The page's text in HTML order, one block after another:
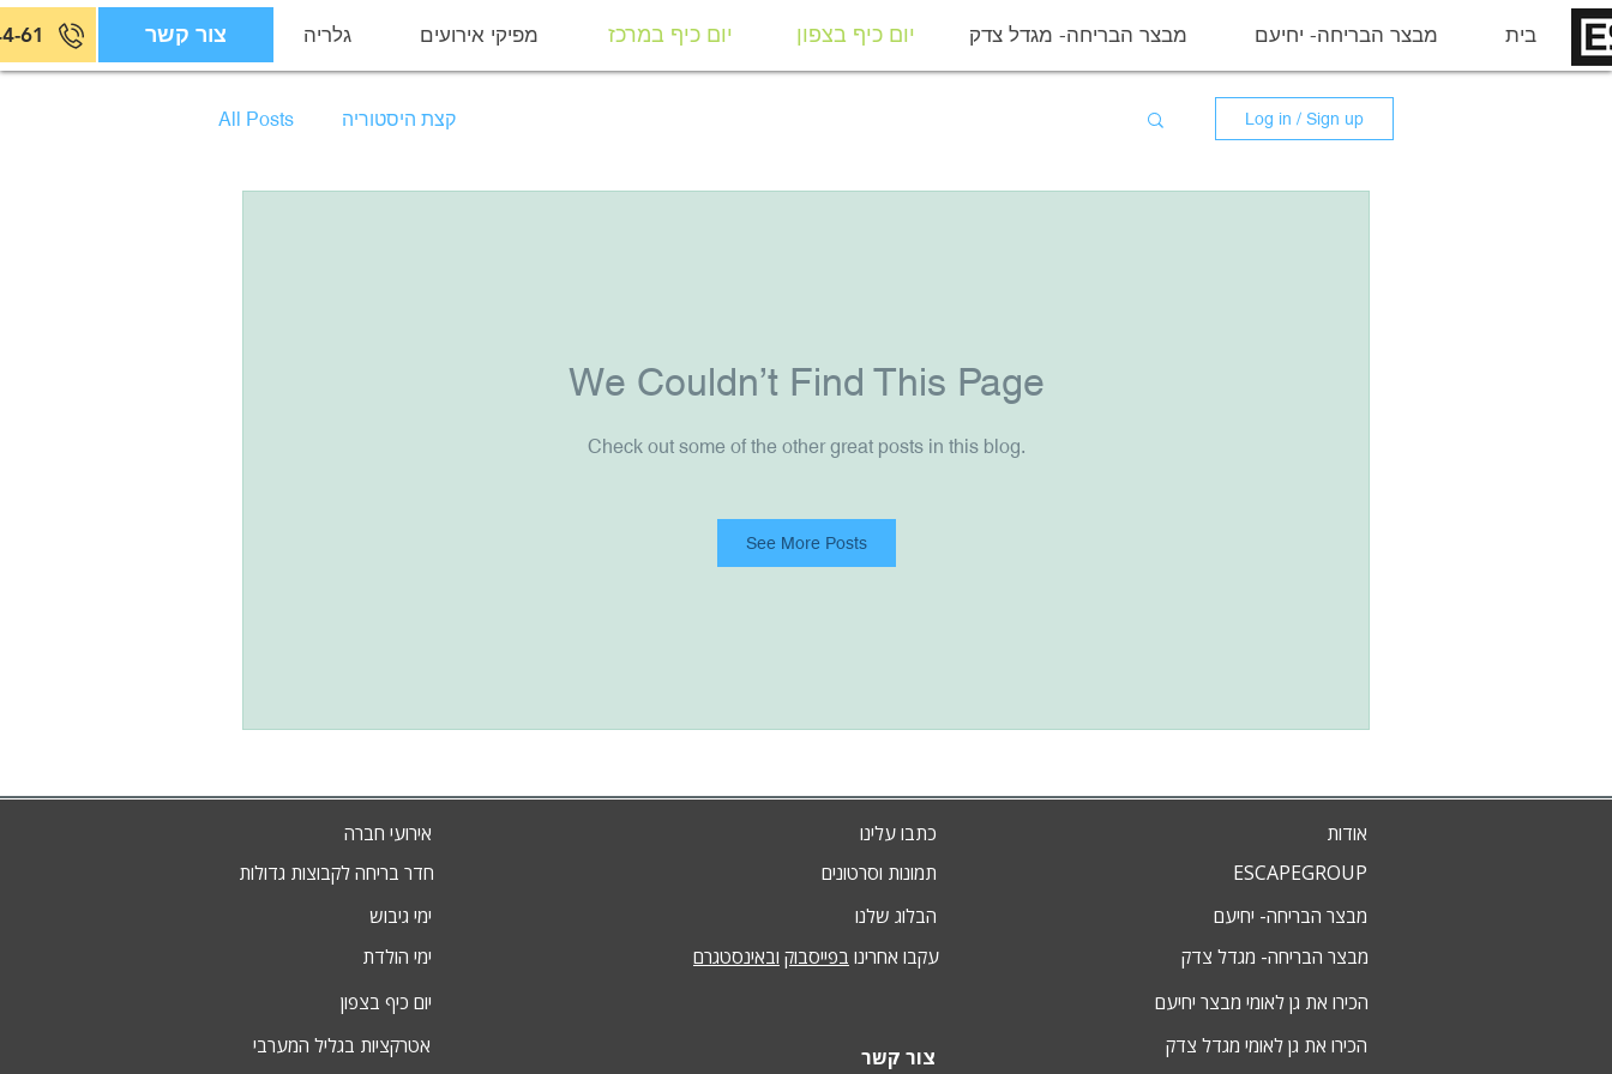
61 צור קשר גלריה מפיקי אירועים יום כיף במרכז יום כיף בצפון מבצר הבריחה- מגדל צדק מבצר הבריחה- יחיעם בית יום כיף בצפון יום כיף במרכז צור קשר
All Posts קצת היסטוריה Log in / Sign up
We Couldn’t Find This Page
Check out some of the other great posts in this blog.
See More Posts
אירועי חברה
חדר בריחה לקבוצות גדולות
ימי גיבוש
ימי הולדת
יום כיף בצפון
אטרקציות בגליל המערבי
כתבו עלינו
תמונות וסרטונים
הבלוג שלנו
עקבו אחרינו בפייסבוק ובאינסטגרם
אודות
ESCAPEGROUP
מבצר הבריחה- יחיעם
מבצר הבריחה- מגדל צדק
הכירו את גן לאומי מבצר יחיעם
צור קשר
הכירו את גן לאומי מגדל צדק